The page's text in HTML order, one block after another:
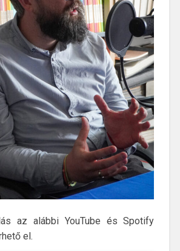
az alábbi YouTube és Spotify
el.